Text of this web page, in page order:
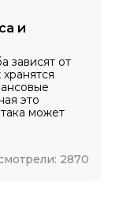
и
зависят от
это
может
2870